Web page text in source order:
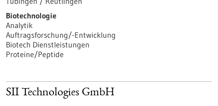
Biotechnologie
Analytik
Auftragsforschung/-Entwicklung
Biotech Dienstleistungen
Proteine/Peptide
SII Technologies GmbH